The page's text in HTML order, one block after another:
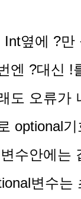
Int옆에 ?만
엔 ?대신 !
도 오류가
optional
수안에는
변수는